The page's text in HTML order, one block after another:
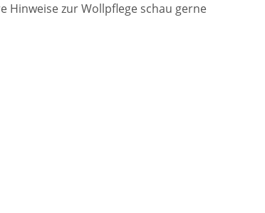
Hinweise zur Wollpflege schau gerne